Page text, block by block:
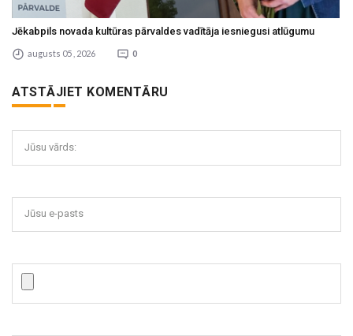
Jēkabpils novada kultūras pārvaldes vadītāja iesniegusi atlūgumu
augusts 05 , 2026 0
ATSTĀJIET KOMENTĀRU
Jūsu vārds:
Jūsu e-pasts